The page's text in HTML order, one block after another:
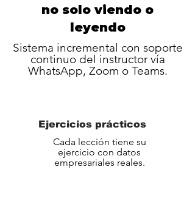
no solo viendo o
leyendo
Sistema incremental con soporte
continuo del instructor vía
WhatsApp, Zoom o Teams.
Ejercicios prácticos
Cada lección tiene su
ejercicio con datos
empresariales reales.